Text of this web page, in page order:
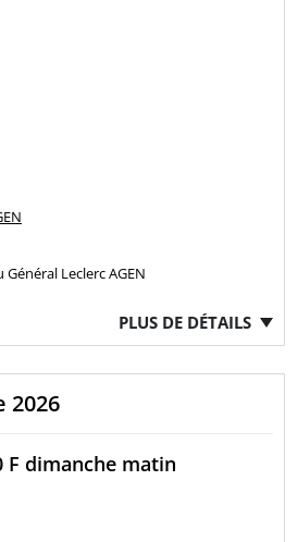
Général Leclerc AGEN
PLUS DE DÉTAILS
2026
F dimanche matin